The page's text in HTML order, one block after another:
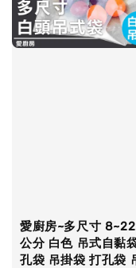
愛廚房~多尺寸
公分 白色 吊式自黏
孔袋 吊掛袋 打孔袋